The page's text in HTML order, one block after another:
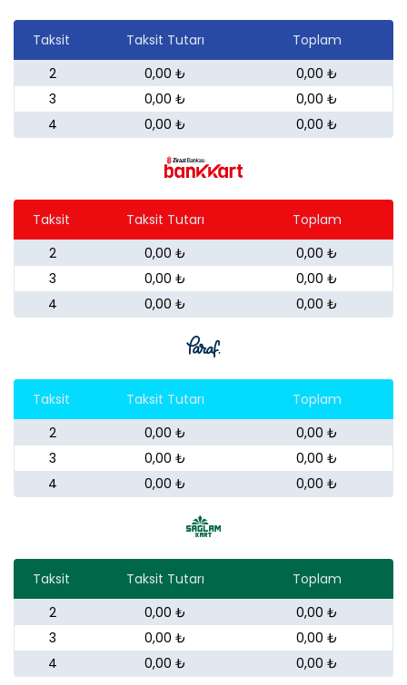
Taksit Taksit Tutarı
Toplam
2
0,00 ₺
0,00 ₺
3
0,00 ₺
0,00 ₺
4
0,00 ₺ 0,00 ₺
Taksit Taksit Tutarı
Toplam
2
0,00 ₺
0,00 ₺
3
0,00 ₺
0,00 ₺
4
0,00 ₺ 0,00 ₺
Taksit Taksit Tutarı
Toplam
2
0,00 ₺
0,00 ₺
3
0,00 ₺
0,00 ₺
4
0,00 ₺ 0,00 ₺
Taksit Taksit Tutarı
Toplam
2
0,00 ₺
0,00 ₺
3
0,00 ₺
0,00 ₺
4
0,00 ₺ 0,00 ₺